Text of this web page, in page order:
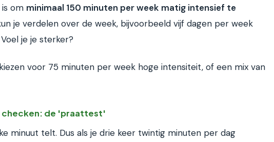
om minimaal 150 minuten per week matig intensief te
je verdelen over de week, bijvoorbeeld vijf dagen per week
je je sterker?
voor 75 minuten per week hoge intensiteit, of een mix van
checken: de 'praattest'
minuut telt. Dus als je drie keer twintig minuten per dag